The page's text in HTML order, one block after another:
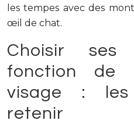
les tempes avec des
œil de chat.
Choisir
fonction de
visage :
retenir